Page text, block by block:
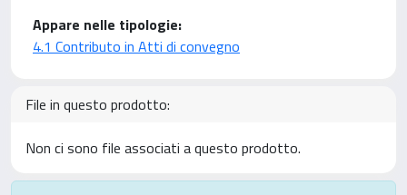
Appare nelle tipologie:
4.1 Contributo in Atti di convegno
File in questo prodotto:
Non ci sono file associati a questo prodotto.